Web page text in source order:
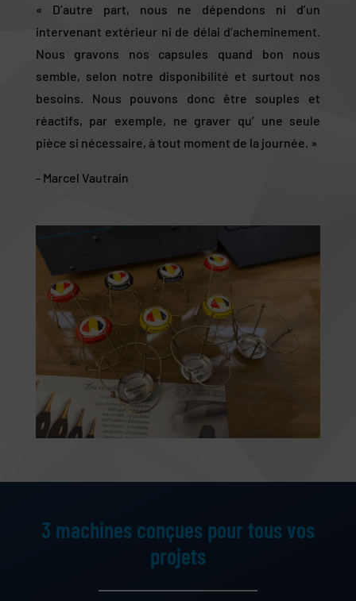
« D’autre part, nous ne dépendons ni d’un
intervenant extérieur ni de délai d’acheminement.
Nous gravons nos capsules quand bon nous
semble, selon notre disponibilité et surtout nos
besoins. Nous pouvons donc être souples et
réactifs, par exemple, ne graver qu’ une seule
pièce si nécessaire, à tout moment de la journée. »
- Marcel Vautrain
3 machines conçues pour tous vos
projets